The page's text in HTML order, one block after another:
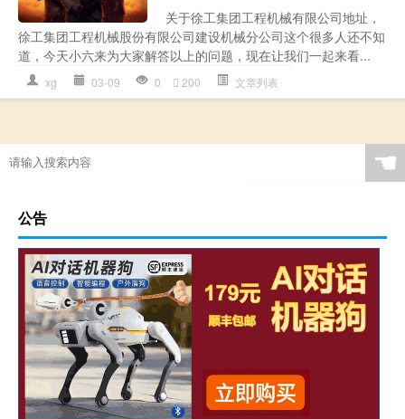
关于徐工集团工程机械有限公司地址，
徐工集团工程机械股份有限公司建设机械分公司这个很多人还不知
道，今天小六来为大家解答以上的问题，现在让我们一起来看...
xg 03-09 0 200 文章列表
☚
公告